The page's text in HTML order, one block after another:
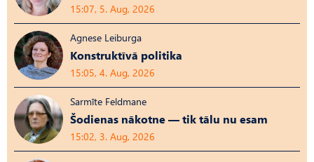
15:07, 5. Aug, 2026
Agnese Leiburga
Konstruktīvā politika
15:05, 4. Aug, 2026
Sarmīte Feldmane
Šodienas nākotne — tik tālu nu esam
15:02, 3. Aug, 2026